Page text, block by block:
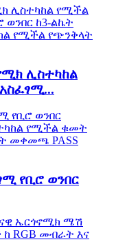
ሊስተካከል
የቢሮ ወንበር